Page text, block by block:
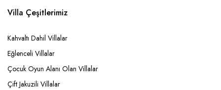
Villa Çeşitlerimiz
Kahvaltı Dahil Villalar
Eğlenceli Villalar
Çocuk Oyun Alanı Olan Villalar
Çift Jakuzili Villalar